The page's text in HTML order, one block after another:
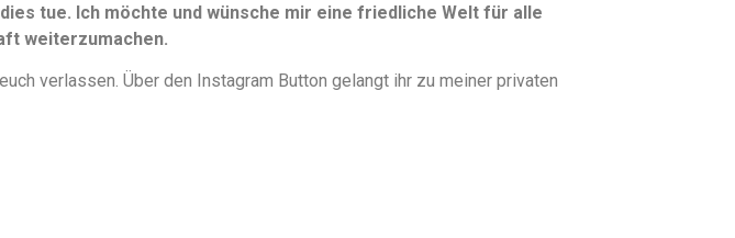
tue. Ich möchte und wünsche mir eine friedliche Welt für alle
weiterzumachen.
verlassen. Über den Instagram Button gelangt ihr zu meiner privaten